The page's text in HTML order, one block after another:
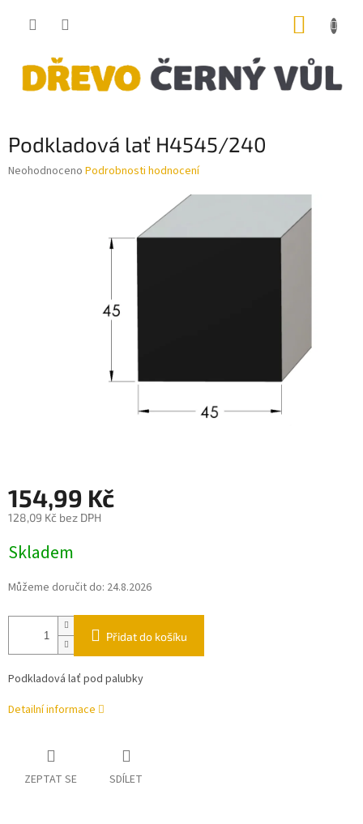
Podkladová lať H4545/240
Průměrné
Neohodnoceno Podrobnosti hodnocení
154,99 Kč
128,09 Kč bez DPH
cena:
Skladem
Můžeme doručit do: 24.8.2026
Přidat do košíku
Podkladová lať pod palubky
Detailní informace
ZEPTAT SE SDÍLET